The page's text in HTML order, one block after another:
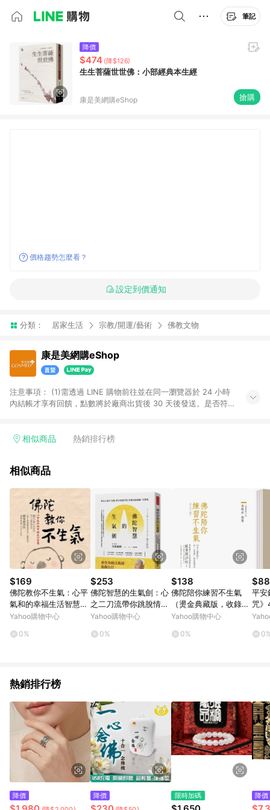
筆記
降價
$474 (降$126)
生生菩薩世世佛：小部經典本生經
康是美網購eShop 搶購
價格趨勢怎麼看？
設定到價通知
分類： 居家生活 宗教/開運/藝術 佛教文物
康是美網購eShop
注意事項：​ (1)需透過 LINE 購物前往並在同一瀏覽器於 24 小時
內結帳才享有回饋，點數將於廠商出貨後 30 天後發送。​是否符
黃金鑽飾/精品相關/3C數位(含周邊)/家電視聽/運動戶外/母嬰用
饋%」，將於訂單成立後由「LINE購物通知」之官方帳號訊息通
依LINE購物網站訂單成立通知為準。​​ (5)LINE購物設有「單一商
品最高回饋點數」機制 (部分時段開放「回饋無上限」)，以同一
訂單中同一商品不論件數計算，請依訂單成立當下LINE購物的回
饋機制為準。
相似商品 熱銷排行榜
相似商品
$169
佛陀教你不生氣：心平
氣和的幸福生活智慧
[二手書_良好]
Yahoo購物中心
0%
$253
佛陀智慧的生氣劍：心
之二刀流帶你跳脫情緒
障礙與焦躁不安，不再
近全新]
Yahoo購物中心
0%
$138
佛陀陪你練習不生氣
（燙金典藏版，收錄慈
悲心觀想抄經文）[二
Yahoo購物中心
0%
$88
平安
咒》
熱銷排行榜
降價 降價 限時加碼 降價